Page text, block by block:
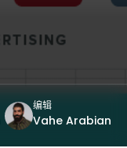
编辑
Vahe Arabian